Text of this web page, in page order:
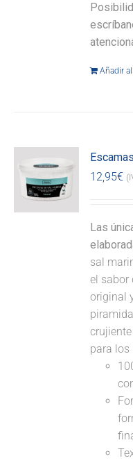
Añadir
12,95€
Las
sal
el sabor
original
para los